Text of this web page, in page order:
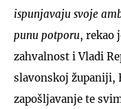
ispunjavaju svoje
punu potporu, rekao
zahvalnost i Vladi
slavonskoj županiji,
zapošljavanje te